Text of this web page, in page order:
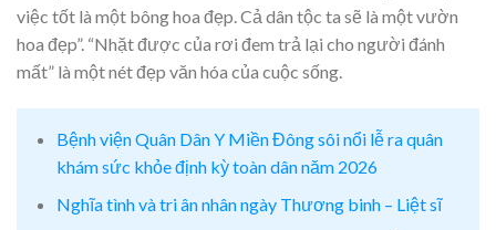
việc tốt là một bông hoa đẹp. Cả dân tộc ta sẽ là một vườn
hoa đẹp”. “Nhặt được của rơi đem trả lại cho người đánh
mất” là một nét đẹp văn hóa của cuộc sống.
Bệnh viện Quân Dân Y Miền Đông sôi nổi lễ ra quân
khám sức khỏe định kỳ toàn dân năm 2026
Nghĩa tình và tri ân nhân ngày Thương binh – Liệt sĩ